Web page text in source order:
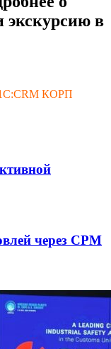
экскурсию в
КОРП
через СРМ